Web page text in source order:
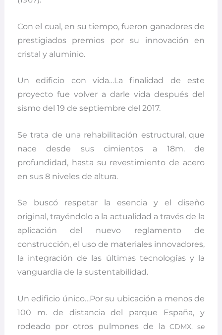
Con el cual, en su tiempo, fueron ganadores de
prestigiados premios por su innovación en
cristal y aluminio.
Un edificio con vida…La finalidad de este
proyecto fue volver a darle vida después del
sismo del 19 de septiembre del 2017.
Se trata de una rehabilitación estructural, que
nace desde sus cimientos a 18m. de
profundidad, hasta su revestimiento de acero
en sus 8 niveles de altura.
Se buscó respetar la esencia y el diseño
original, trayéndolo a la actualidad a través de la
aplicación del nuevo reglamento de
construcción, el uso de materiales innovadores,
la integración de las últimas tecnologías y la
vanguardia de la sustentabilidad.
Un edificio único…Por su ubicación a menos de
100 m. de distancia del parque España, y
rodeado por otros pulmones de la CDMX, se